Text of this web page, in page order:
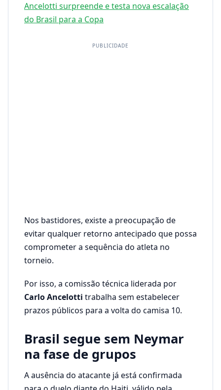
Ancelotti surpreende e testa nova escalação
do Brasil para a Copa
PUBLICIDADE
Nos bastidores, existe a preocupação de
evitar qualquer retorno antecipado que possa
comprometer a sequência do atleta no
torneio.
Por isso, a comissão técnica liderada por
Carlo Ancelotti trabalha sem estabelecer
prazos públicos para a volta do camisa 10.
Brasil segue sem Neymar
na fase de grupos
A ausência do atacante já está confirmada